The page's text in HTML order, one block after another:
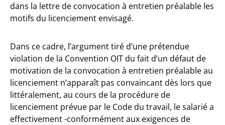
dans la lettre de convocation à entretien préalable les
motifs du licenciement envisagé.
Dans ce cadre, l’argument tiré d’une prétendue
violation de la Convention OIT du fait d’un défaut de
motivation de la convocation à entretien préalable au
licenciement n’apparaît pas convaincant dès lors que
littéralement, au cours de la procédure de
licenciement prévue par le Code du travail, le salarié a
effectivement -conformément aux exigences de